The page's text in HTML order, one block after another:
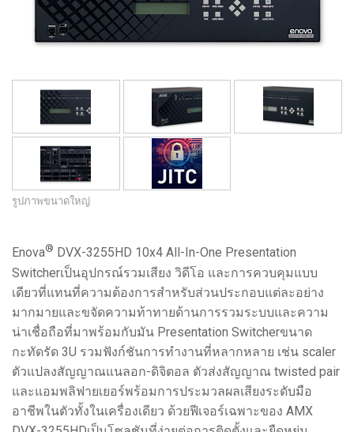
รูปภาพขนาดใหญ่
Enova® DVX-3255HD 10x4 All-In-One Presentation
Switcherเป็นอุปกรณ์รวมเสียง วิดีโอ และการควบคุมแบบ
เดียวที่แทนที่ความต้องการสำหรับส่วนประกอบแต่ละอย่าง
มากมายและขจัดความท้าทายด้านการรวมระบบและความ
น่าเชื่อถือที่มาพร้อมกับมัน Presentation Switcherขนาด
กะทัดรัด 3U รวมฟังก์ชันการทำงานที่หลากหลาย เช่น scaler
ตัวแปลงสัญญาณแนลอก-ดิจิตอล ตัวส่งสัญญาณ twisted pair
และแอมพลิฟายเยอร์พร้อมการประมวลผลเสียงระดับมือ
อาชีพในตัวทั้งในเครื่องเดียว ด้วยฟีเจอร์เฉพาะของ AMX